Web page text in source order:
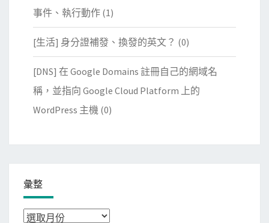
事件、執行動作 (1)
[生活] 身分證補發、換發的英文？ (0)
[DNS] 在 Google Domains 註冊自己的網域名
稱，並指向 Google Cloud Platform 上的
WordPress 主機 (0)
彙整
彙